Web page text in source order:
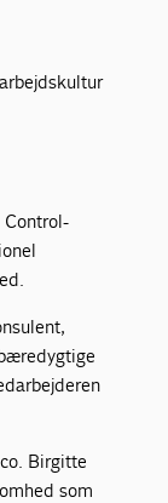
Birgitte
som